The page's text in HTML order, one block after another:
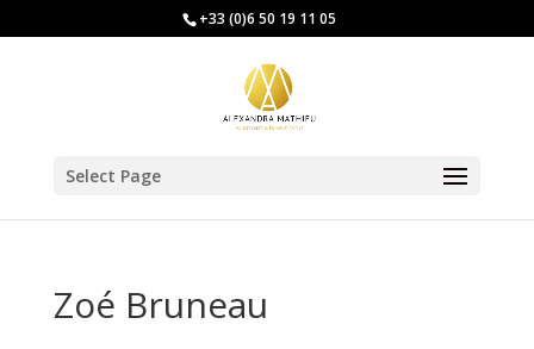
+33 (0)6 50 19 11 05
Select Page
Zoé Bruneau